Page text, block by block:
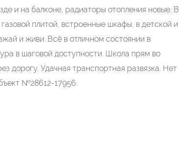
и на балконе, радиаторы отопления новые. В
плитой, встроенные шкафы, в детской и
и живи. Всё в отличном состоянии в
в шаговой доступности. Школа прям во
дорогу. Удачная транспортная развязка. Нет
№28612-17956.